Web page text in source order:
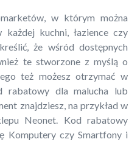
w którym można
kuchni, łazience czy
że wśród dostępnych
te stworzone z myślą o
też możesz otrzymać w
rabatowy dla malucha lub
znajdziesz, na przykład w
Neonet. Kod rabatowy
Komputery czy Smartfony i